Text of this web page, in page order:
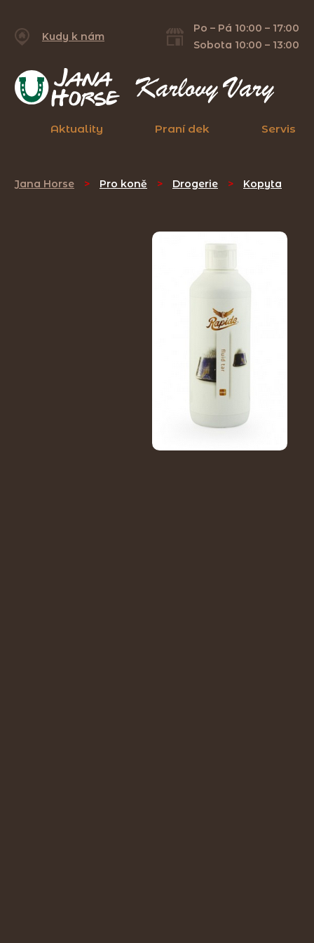
Kudy k nám
Po – Pá 10:00 – 17:00
Sobota 10:00 – 13:00
Aktuality Praní dek Servis
Jana Horse > Pro koně > Drogerie > Kopyta